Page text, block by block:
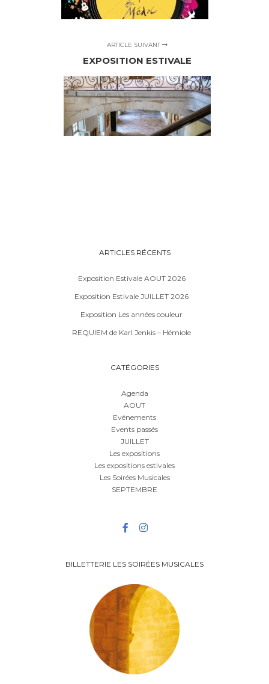
ARTICLE SUIVANT
EXPOSITION ESTIVALE
ARTICLES RÉCENTS
Exposition Estivale AOUT 2026
Exposition Estivale JUILLET 2026
Exposition Les années couleur
REQUIEM de Karl Jenkis – Hémiole
CATÉGORIES
Agenda
AOUT
Evénements
Events passés
JUILLET
Les expositions
Les expositions estivales
Les Soirées Musicales
SEPTEMBRE
BILLETTERIE LES SOIRÉES MUSICALES